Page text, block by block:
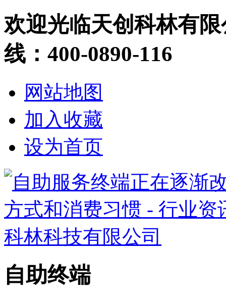
欢迎光临天创科林有
线：400-0890-116
网站地图
加入收藏
设为首页
自助终端